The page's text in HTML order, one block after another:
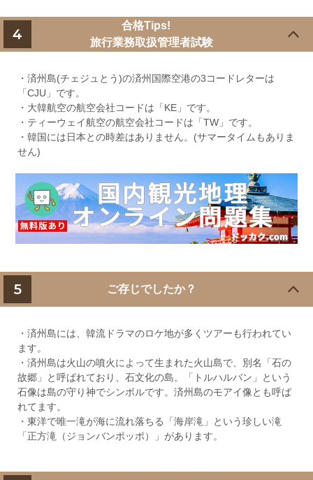
4
合格Tips!
旅行業務取扱管理者試験
・済州島(チェジュとう)の済州国際空港の3コードレターは
「CJU」です。
・大韓航空の航空会社コードは「KE」です。
・ティーウェイ航空の航空会社コードは「TW」です。
・韓国には日本との時差はありません。(サマータイムもありま
せん)
5 ご存じでしたか？
・済州島には、韓流ドラマのロケ地が多くツアーも行われてい
ます。
・済州島は火山の噴火によって生まれた火山島で、別名「石の
故郷」と呼ばれており、石文化の島。「トルハルバン」という
石像は島の守り神でシンボルです。済州島のモアイ像とも呼ば
れてます。
・東洋で唯一滝が海に流れ落ちる「海岸滝」という珍しい滝
「正方滝（ジョンバンポッポ）」があります。